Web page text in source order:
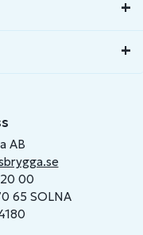
AB
00
65 SOLNA